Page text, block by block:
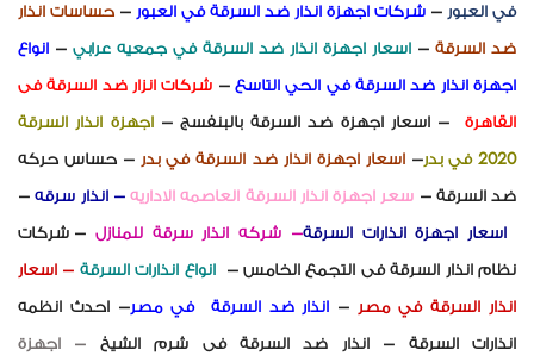
في العبور – شركات اجهزة انذار ضد السرقة في العبور – حساسات انذار
ضد السرقة – اسعار اجهزة انذار ضد السرقة في جمعيه عرابي – انواع
اجهزة انذار ضد السرقة في الحي التاسع– شركات انزار ضد السرقة فى
القاهرة– اسعار اجهزة ضد السرقة بالبنفسج –اجهزة انذار السرقة
2020 في بدر
–اسعار اجهزة انذار ضد السرقة في بدر– حساس حركه
ضد السرقة – سعر اجهزة انذار السرقة العاصمه الاداريه – انذار سرقه –
اسعار اجهزة انذارات السرقة– شركه انذار سرقة للمنازل – شركات
نظام انذار السرقة فى التجمع الخامس – انواع انذارات السرقة – اسعار
انذار السرقةفي مصر – انذار ضد السرقة في مصر– احدث انظمه
انذارات السرقة – انذار ضد السرقةفى شرم الشيخ – اجهزة